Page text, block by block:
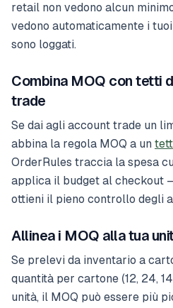
retail non vedono alcun
vedono automaticamente i
sono loggati.
Combina MOQ con tetti
trade
Se dai agli account trade un
abbina la regola MOQ a un
OrderRules traccia la spesa
applica il budget al checkout
ottieni il pieno controllo degli
Allinea i MOQ alla tua
Se prelevi da inventario a
quantità per cartone (12, 24,
unità, il MOQ può essere più